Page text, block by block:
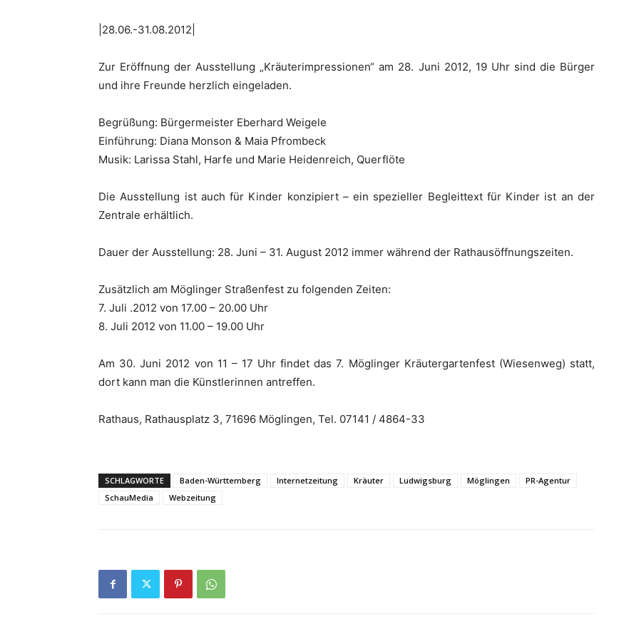
|28.06.-31.08.2012|
Zur Eröffnung der Ausstellung „Kräuterimpressionen“ am 28. Juni 2012, 19 Uhr sind die Bürger
und ihre Freunde herzlich eingeladen.
Begrüßung: Bürgermeister Eberhard Weigele
Einführung: Diana Monson & Maia Pfrombeck
Musik: Larissa Stahl, Harfe und Marie Heidenreich, Querflöte
Die Ausstellung ist auch für Kinder konzipiert – ein spezieller Begleittext für Kinder ist an der
Zentrale erhältlich.
Dauer der Ausstellung: 28. Juni – 31. August 2012 immer während der Rathausöffnungszeiten.
Zusätzlich am Möglinger Straßenfest zu folgenden Zeiten:
7. Juli .2012 von 17.00 – 20.00 Uhr
8. Juli 2012 von 11.00 – 19.00 Uhr
Am 30. Juni 2012 von 11 – 17 Uhr findet das 7. Möglinger Kräutergartenfest (Wiesenweg) statt,
dort kann man die Künstlerinnen antreffen.
Rathaus, Rathausplatz 3, 71696 Möglingen, Tel. 07141 / 4864-33
SCHLAGWORTE Baden-Württemberg Internetzeitung Kräuter Ludwigsburg Möglingen
PR-Agentur
SchauMedia
Webzeitung